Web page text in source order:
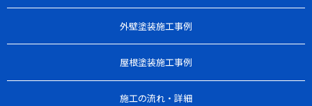
外壁塗装施工事例
屋根塗装施工事例
施工の流れ・詳細